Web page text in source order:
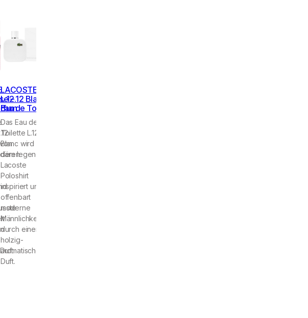
–
LACOSTE
L.12.12 Blanc –
Eau de Toilette
Das Eau de
Toilette L.12.12
Blanc wird von
dem legendären
Lacoste
Poloshirt
inspiriert und
offenbart
moderne
Männlichkeit
durch einen
holzig-
aromatischen
Duft.